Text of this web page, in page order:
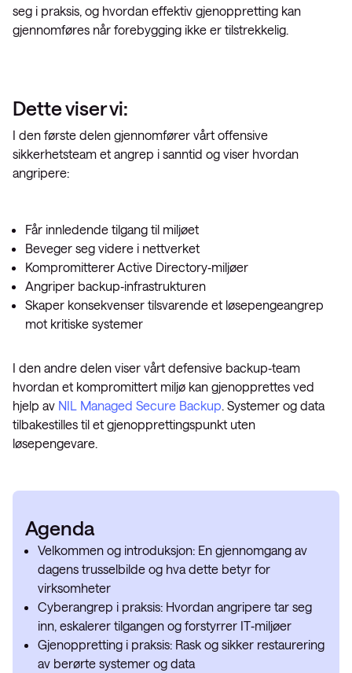
seg i praksis, og hvordan effektiv gjenoppretting kan
gjennomføres når forebygging ikke er tilstrekkelig.
Dette viser vi:
I den første delen gjennomfører vårt offensive
sikkerhetsteam et angrep i sanntid og viser hvordan
angripere:
Får innledende tilgang til miljøet
Beveger seg videre i nettverket
Kompromitterer Active Directory‑miljøer
Angriper backup‑infrastrukturen
Skaper konsekvenser tilsvarende et løsepengeangrep
mot kritiske systemer
I den andre delen viser vårt defensive backup‑team
hvordan et kompromittert miljø kan gjenopprettes ved
hjelp av NIL Managed Secure Backup. Systemer og data
tilbakestilles til et gjenopprettingspunkt uten
løsepengevare.
Agenda
Velkommen og introduksjon: En gjennomgang av
dagens trusselbilde og hva dette betyr for
virksomheter
Cyberangrep i praksis: Hvordan angripere tar seg
inn, eskalerer tilgangen og forstyrrer IT‑miljøer
Gjenoppretting i praksis: Rask og sikker restaurering
av berørte systemer og data